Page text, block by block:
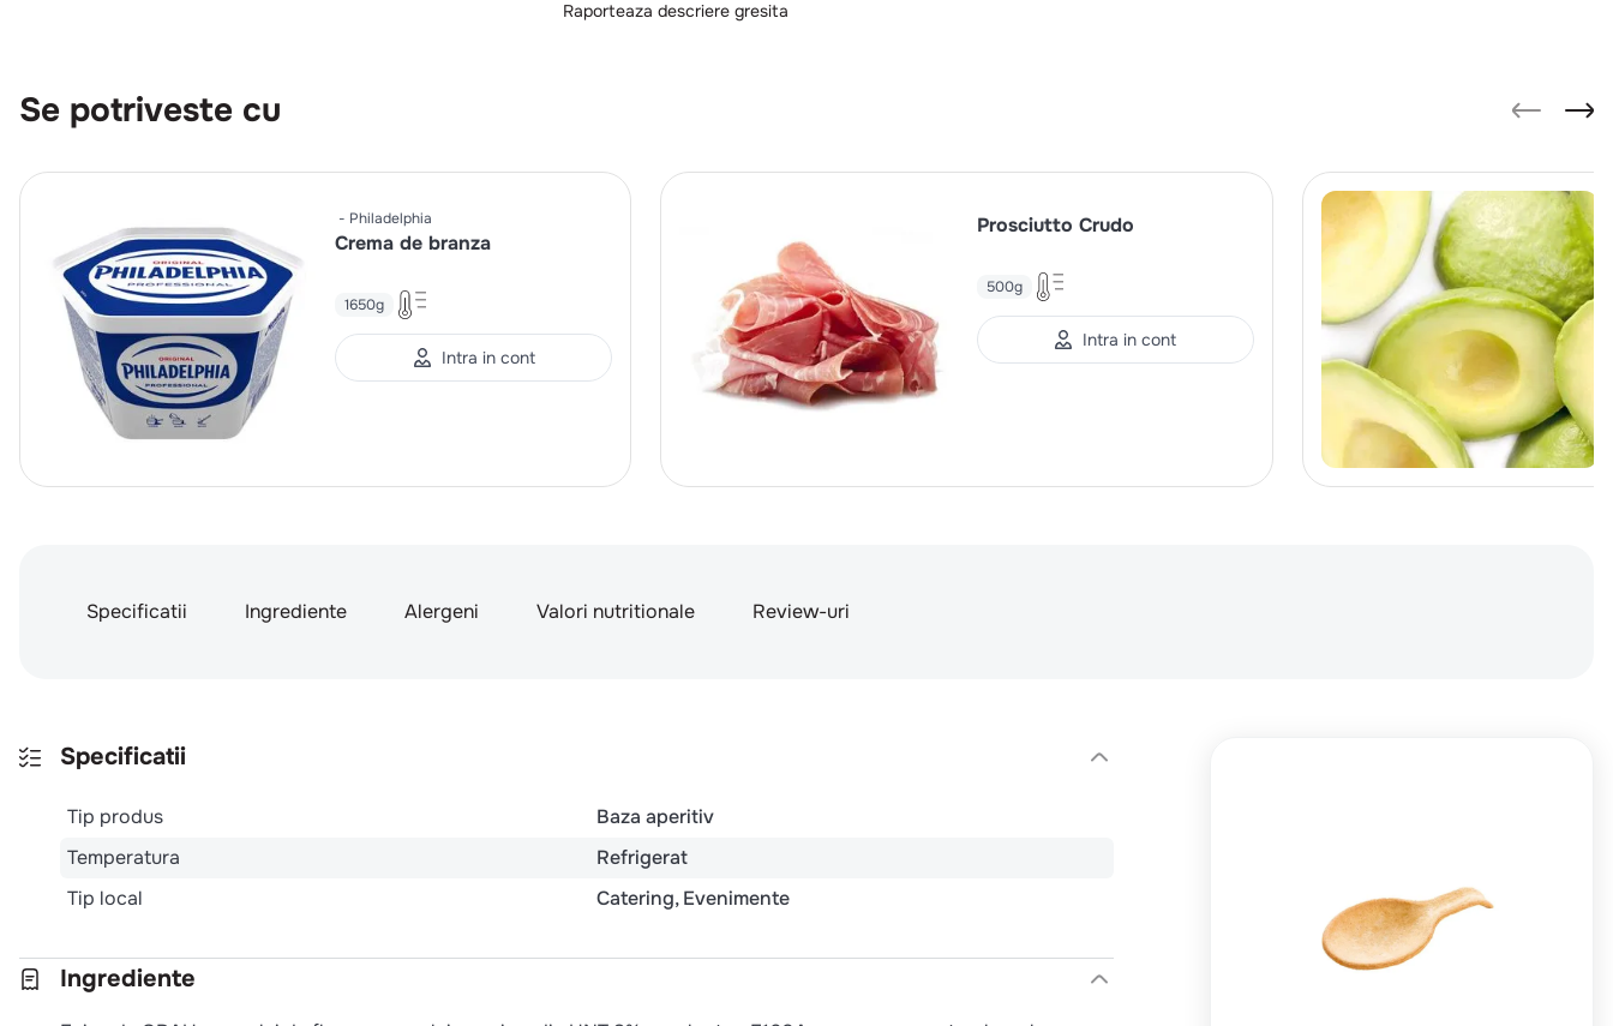
Raporteaza descriere gresita
Se potriveste cu
Philadelphia
Crema de branza
1650g
Intra in cont
Prosciutto Crudo
500g
Intra in cont
Specificatii Ingrediente Alergeni Valori nutritionale Review-uri
Specificatii
Tip produs
Baza aperitiv
Temperatura
Refrigerat
Tip local
Catering Evenimente
Ingrediente